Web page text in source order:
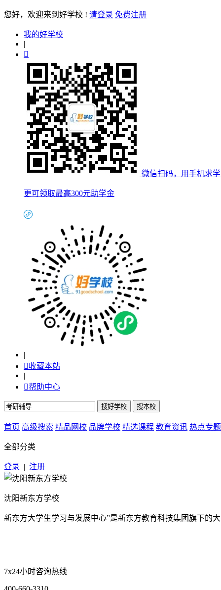
您好，欢迎来到好学校 ! 请登录 免费注册
我的好学校
|

微信扫码，用手机求学
更可领取最高300元助学金
|
收藏本站
|
帮助中心
首页 高级搜索 精品网校 品牌学校 精选课程 教育资讯 热点专题
全部分类
登录 | 注册
沈阳新东方学校
新东方大学生学习与发展中心”是新东方教育科技集团旗下的
7x24小时咨询热线